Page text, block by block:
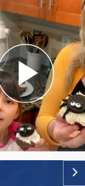
Play
Video